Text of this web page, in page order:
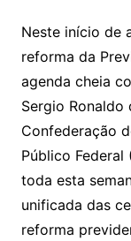
Neste início de
reforma da
agenda cheia
Sergio Ronaldo
Confederação
Público
toda esta
unificada das
reforma